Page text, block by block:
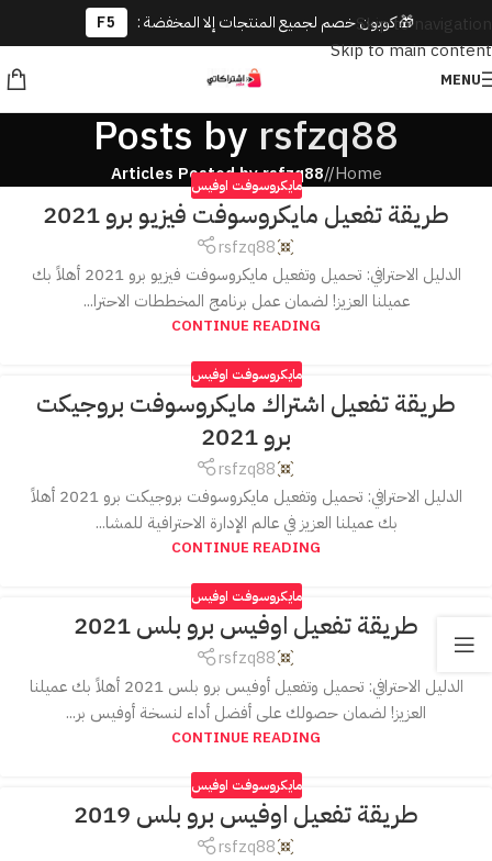
🎁 كوبون خصم لجميع المنتجات إلا المخفضة : F5
Skip to navigation
Skip to main content
MENU
Posts by rsfzq88
Home
/
Articles Posted by rsfzq88
مايكروسوفت اوفيس
طريقة تفعيل مايكروسوفت فيزيو برو 2021
rsfzq88
الدليل الاحترافي: تحميل وتفعيل مايكروسوفت فيزيو برو 2021 أهلاً بك
عميلنا العزيز! لضمان عمل برنامج المخططات الاحترا...
CONTINUE READING
مايكروسوفت اوفيس
طريقة تفعيل اشتراك مايكروسوفت بروجيكت
برو 2021
rsfzq88
الدليل الاحترافي: تحميل وتفعيل مايكروسوفت بروجيكت برو 2021 أهلاً
بك عميلنا العزيز في عالم الإدارة الاحترافية للمشا...
CONTINUE READING
مايكروسوفت اوفيس
طريقة تفعيل اوفيس برو بلس 2021
rsfzq88
الدليل الاحترافي: تحميل وتفعيل أوفيس برو بلس 2021 أهلاً بك عميلنا
العزيز! لضمان حصولك على أفضل أداء لنسخة أوفيس بر...
CONTINUE READING
مايكروسوفت اوفيس
طريقة تفعيل اوفيس برو بلس 2019
rsfzq88